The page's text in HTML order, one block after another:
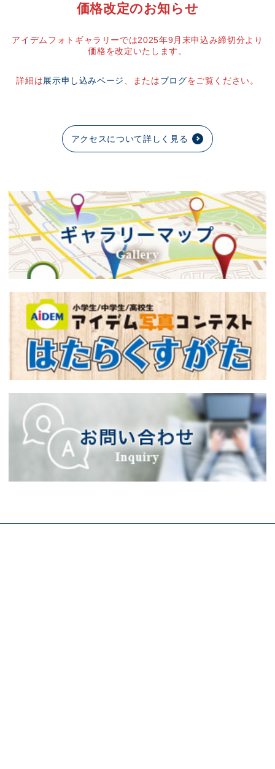
価格改定のお知らせ
アイデムフォトギャラリーでは2025年9月末申込み締切分より
価格を改定いたします。
詳細は展示申し込みページ 、またはブログをご覧ください。
アクセスについて詳しく見る